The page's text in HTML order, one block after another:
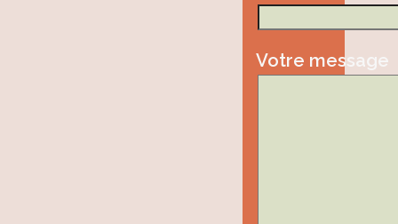
Votre message